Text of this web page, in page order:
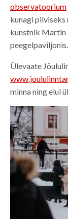
observatoorium
kunagi pilviseks
kunstnik Martin
peegelpaviljonis.
Ülevaate
minna ning elul